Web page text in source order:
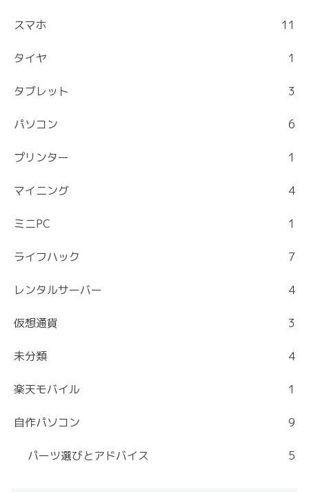
スマホ 11
タイヤ 1
タブレット 3
パソコン 6
プリンター 1
マイニング 4
ミニPC 1
ライフハック 7
レンタルサーバー 4
仮想通貨 3
未分類 4
楽天モバイル 1
自作パソコン 9
パーツ選びとアドバイス 5